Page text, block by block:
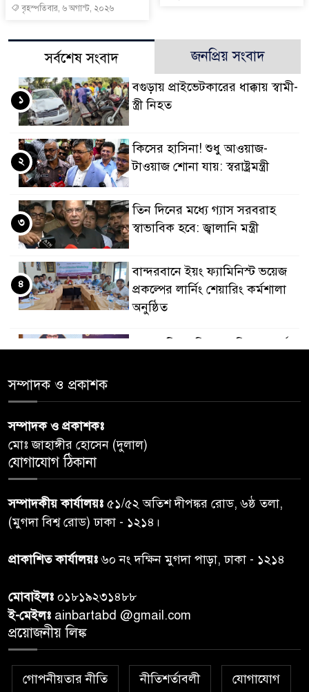
বৃহস্পতিবার, ৬ অগাস্ট, ২০২৬
সর্বশেষ সংবাদ জনপ্রিয় সংবাদ
বগুড়ায় প্রাইভেটকারের ধাক্কায় স্বামী-
স্ত্রী নিহত
১
কিসের হাসিনা! শুধু আওয়াজ-
টাওয়াজ শোনা যায়: স্বরাষ্ট্রমন্ত্রী
২
তিন দিনের মধ্যে গ্যাস সরবরাহ
স্বাভাবিক হবে: জ্বালানি মন্ত্রী
৩
বান্দরবানে ইয়ং ফ্যামিনিস্ট ভয়েজ
প্রকল্পের লার্নিং শেয়ারিং কর্মশালা
অনুষ্ঠিত
৪
ডায়াবেটিস প্রতিরোধে বিজ্ঞান, ধর্ম ও
পেশ
৬
তদন্ত শেষ পর্যায়ে, দ্রুত চার্জশিট
৭
রাতের মধ্যে ঢাকাসহ ১০ অঞ্চলে
ঝড়বৃষ্টির পূর্বাভাস
৮
প্রধানমন্ত্রীর সঙ্গে দেখা করে স্বপ্নপূরণ
উপহার
৯
২০ আগস্ট রাষ্ট্রপতি নির্বাচন,
সম্পাদক ও প্রকাশক
সম্পাদক ও প্রকাশকঃ
মোঃ জাহাঙ্গীর হোসেন (দুলাল)
যোগাযোগ ঠিকানা
সম্পাদকীয় কার্যালয়ঃ ৫১/৫২ অতিশ দীপঙ্কর রোড, ৬ষ্ঠ তলা,
(মুগদা বিশ্ব রোড) ঢাকা - ১২১৪।
প্রাকাশিত কার্যালয়ঃ৬০ নং দক্ষিন মুগদা পাড়া, ঢাকা - ১২১৪
মোবাইলঃ ০১৮১৯২৩১৪৮৮
ই-মেইলঃ ainbartabd @gmail.com
প্রয়োজনীয় লিঙ্ক
গোপনীয়তার নীতি নীতিশর্তাবলী যোগাযোগ